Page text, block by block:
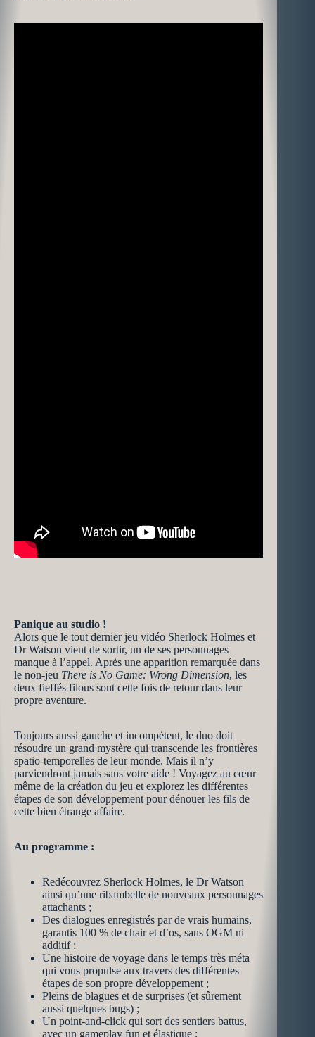
Panique au studio !
Alors que le tout dernier jeu vidéo Sherlock Holmes et
Dr Watson vient de sortir, un de ses personnages
manque à l’appel. Après une apparition remarquée dans
le non-jeu There is No Game: Wrong Dimension, les
deux fieffés filous sont cette fois de retour dans leur
propre aventure.
Toujours aussi gauche et incompétent, le duo doit
résoudre un grand mystère qui transcende les frontières
spatio-temporelles de leur monde. Mais il n’y
parviendront jamais sans votre aide ! Voyagez au cœur
même de la création du jeu et explorez les différentes
étapes de son développement pour dénouer les fils de
cette bien étrange affaire.
Au programme :
Redécouvrez Sherlock Holmes, le Dr Watson
ainsi qu’une ribambelle de nouveaux personnages
attachants ;
Des dialogues enregistrés par de vrais humains,
garantis 100 % de chair et d’os, sans OGM ni
additif ;
Une histoire de voyage dans le temps très méta
qui vous propulse aux travers des différentes
étapes de son propre développement ;
Pleins de blagues et de surprises (et sûrement
aussi quelques bugs) ;
Un point-and-click qui sort des sentiers battus,
avec un gameplay fun et élastique ;